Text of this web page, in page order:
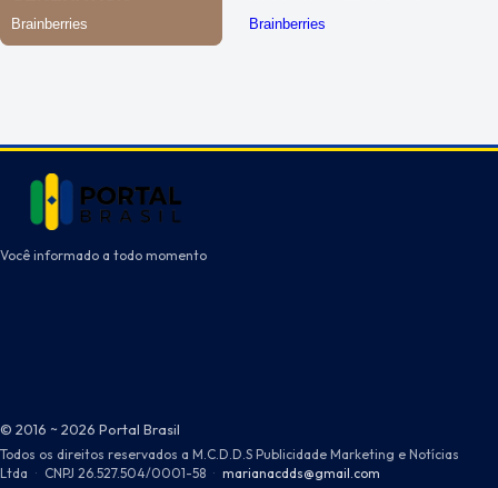
Você informado a todo momento
© 2016 ~ 2026 Portal Brasil
Todos os direitos reservados a M.C.D.D.S Publicidade Marketing e Notícias
Ltda · CNPJ 26.527.504/0001-58 · marianacdds@gmail.com